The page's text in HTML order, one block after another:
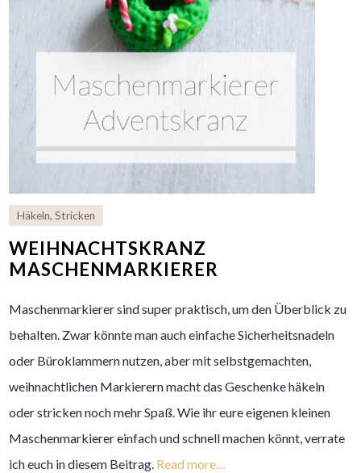
Häkeln,Stricken
WEIHNACHTSKRANZ
MASCHENMARKIERER
Maschenmarkierer sind super praktisch, um den Überblick zu
behalten. Zwar könnte man auch einfache Sicherheitsnadeln
oder Büroklammern nutzen, aber mit selbstgemachten,
weihnachtlichen Markierern macht das Geschenke häkeln
oder stricken noch mehr Spaß. Wie ihr eure eigenen kleinen
Maschenmarkierer einfach und schnell machen könnt, verrate
ich euch in diesem Beitrag. Read more…